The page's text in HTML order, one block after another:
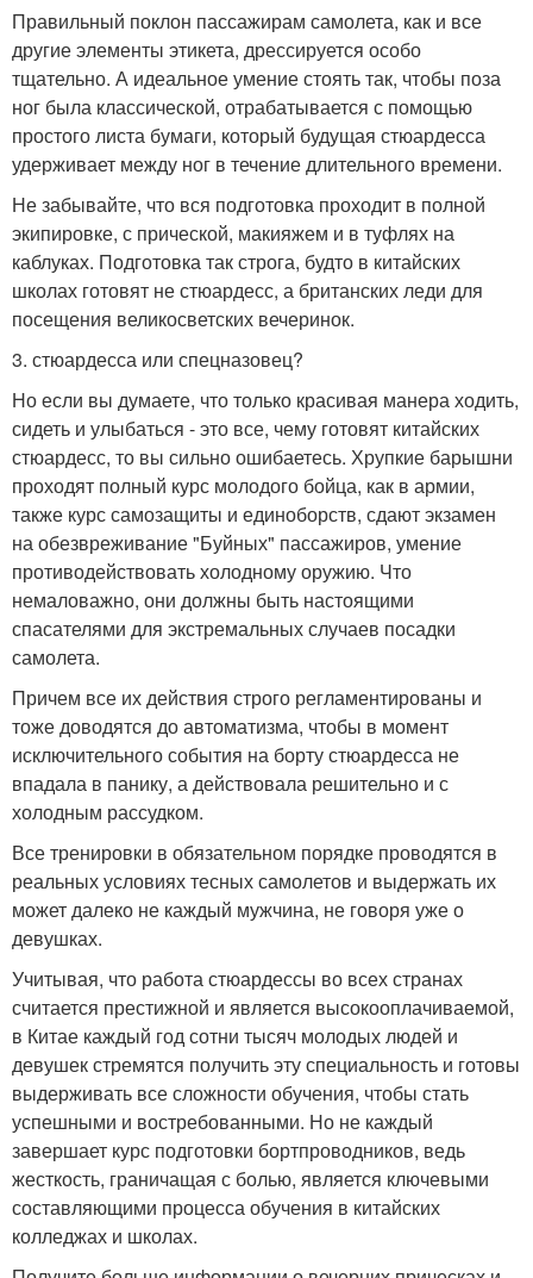
Правильный поклон пассажирам самолета, как и все
другие элементы этикета, дрессируется особо
тщательно. А идеальное умение стоять так, чтобы поза
ног была классической, отрабатывается с помощью
простого листа бумаги, который будущая стюардесса
удерживает между ног в течение длительного времени.
Не забывайте, что вся подготовка проходит в полной
экипировке, с прической, макияжем и в туфлях на
каблуках. Подготовка так строга, будто в китайских
школах готовят не стюардесс, а британских леди для
посещения великосветских вечеринок.
3. стюардесса или спецназовец?
Но если вы думаете, что только красивая манера ходить,
сидеть и улыбаться - это все, чему готовят китайских
стюардесс, то вы сильно ошибаетесь. Хрупкие барышни
проходят полный курс молодого бойца, как в армии,
также курс самозащиты и единоборств, сдают экзамен
на обезвреживание "Буйных" пассажиров, умение
противодействовать холодному оружию. Что
немаловажно, они должны быть настоящими
спасателями для экстремальных случаев посадки
самолета.
Причем все их действия строго регламентированы и
тоже доводятся до автоматизма, чтобы в момент
исключительного события на борту стюардесса не
впадала в панику, а действовала решительно и с
холодным рассудком.
Все тренировки в обязательном порядке проводятся в
реальных условиях тесных самолетов и выдержать их
может далеко не каждый мужчина, не говоря уже о
девушках.
Учитывая, что работа стюардессы во всех странах
считается престижной и является высокооплачиваемой,
в Китае каждый год сотни тысяч молодых людей и
девушек стремятся получить эту специальность и готовы
выдерживать все сложности обучения, чтобы стать
успешными и востребованными. Но не каждый
завершает курс подготовки бортпроводников, ведь
жесткость, граничащая с болью, является ключевыми
составляющими процесса обучения в китайских
колледжах и школах.